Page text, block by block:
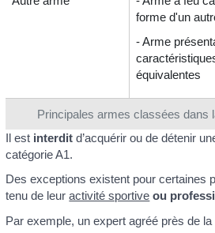
Principales armes classées dans
forme d'un
- Arme
équivalentes
Il est interdit d’acquérir ou de détenir
catégorie A1.
Des exceptions existent pour certaines
tenu de leuractivité sportive ou
Par exemple, un expert agréé près de